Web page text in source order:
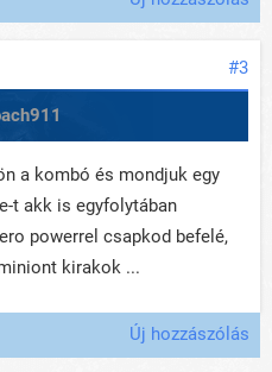
#3
a kombó és mondjuk egy
t akk is egyfolytában
powerrel csapkod befelé,
kirakok ...
Új hozzászólás